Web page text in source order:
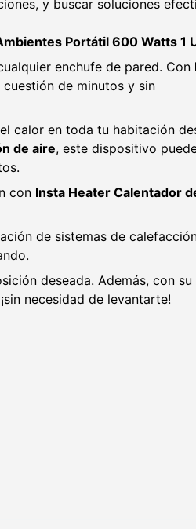
y buscar soluciones
Portátil 600 Watts 1
enchufe de pared. Con
de minutos y sin
calor en toda tu habitación
de aire, este dispositivo
con Insta Heater Calentador
de sistemas de
deseada. Además, con su
necesidad de levantarte!